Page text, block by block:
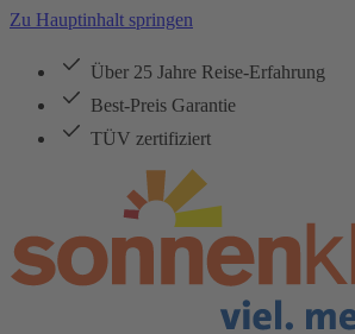
Zu Hauptinhalt springen
Über 25 Jahre Reise-Erfahrung
Best-Preis Garantie
TÜV zertifiziert